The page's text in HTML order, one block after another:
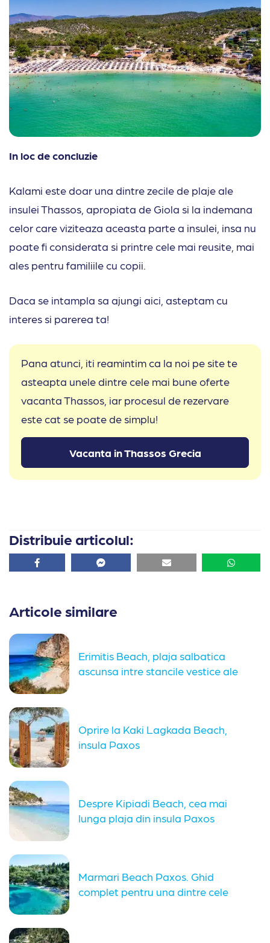
In loc de concluzie
Kalami este doar una dintre zecile de plaje ale
insulei Thassos, apropiata de Giola si la indemana
celor care viziteaza aceasta parte a insulei, insa nu
poate fi considerata si printre cele mai reusite, mai
ales pentru familiile cu copii.
Daca se intampla sa ajungi aici, asteptam cu
interes si parerea ta!
Pana atunci, iti reamintim ca la noi pe site te
asteapta unele dintre cele mai bune oferte
vacanta Thassos, iar procesul de rezervare
este cat se poate de simplu!
Vacanta in Thassos Grecia
Distribuie articolul:
Facebook Facebook Email
Articole similare
Erimitis Beach, plaja salbatica
ascunsa intre stancile vestice ale
Oprire la Kaki Lagkada Beach,
insula Paxos
Despre Kipiadi Beach, cea mai
lunga plaja din insula Paxos
Marmari Beach Paxos. Ghid
complet pentru una dintre cele